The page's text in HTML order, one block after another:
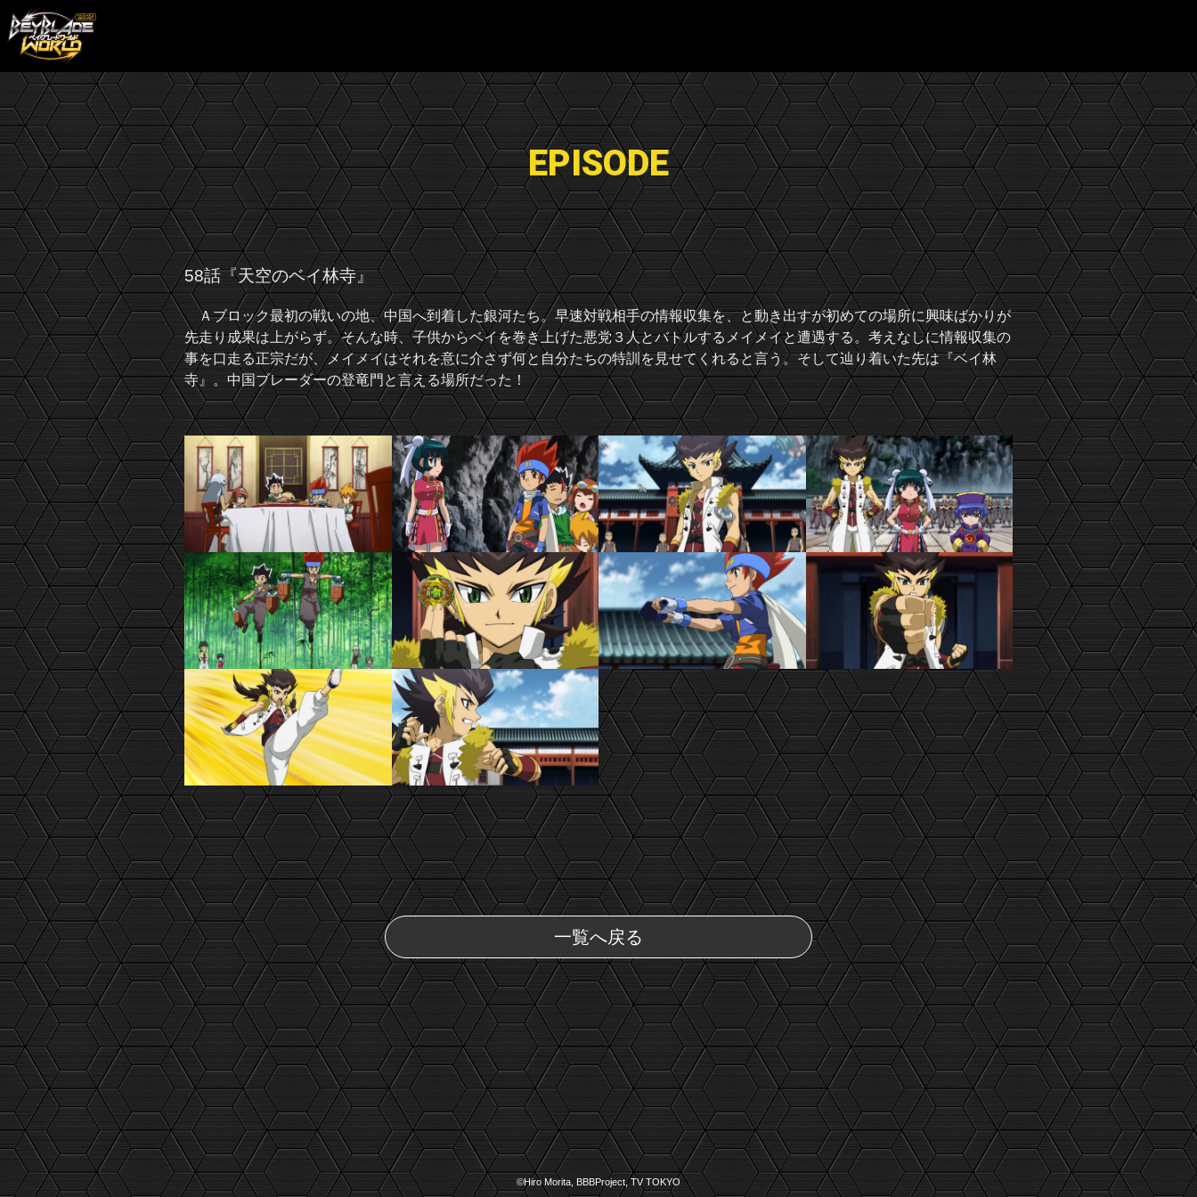
EPISODE
58話『天空のベイ林寺』
Ａブロック最初の戦いの地、中国へ到着した銀河たち。早速対戦相手の情報収集を、と動き出すが初めての場所に興味ばかりが
先走り成果は上がらず。そんな時、子供からベイを巻き上げた悪党３人とバトルするメイメイと遭遇する。考えなしに情報収集の
事を口走る正宗だが、メイメイはそれを意に介さず何と自分たちの特訓を見せてくれると言う。そして辿り着いた先は『ベイ林
寺』。中国ブレーダーの登竜門と言える場所だった！
一覧へ戻る
©Hiro Morita, BBBProject, TV TOKYO